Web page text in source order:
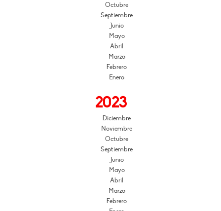
Octubre
Septiembre
Junio
Mayo
Abril
Marzo
Febrero
Enero
2023
Diciembre
Noviembre
Octubre
Septiembre
Junio
Mayo
Abril
Marzo
Febrero